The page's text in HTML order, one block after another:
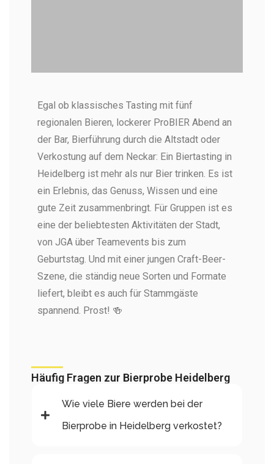
Das Bier Tasting ist eine super Gelegenheit für
jeden Anlass (Foto: Pexels)
Egal ob klassisches Tasting mit fünf
regionalen Bieren, lockerer ProBIER Abend an
der Bar, Bierführung durch die Altstadt oder
Verkostung auf dem Neckar: Ein Biertasting in
Heidelberg ist mehr als nur Bier trinken. Es ist
ein Erlebnis, das Genuss, Wissen und eine
gute Zeit zusammenbringt. Für Gruppen ist es
eine der beliebtesten Aktivitäten der Stadt,
von JGA über Teamevents bis zum
Geburtstag. Und mit einer jungen Craft-Beer-
Szene, die ständig neue Sorten und Formate
liefert, bleibt es auch für Stammgäste
spannend. Prost! 🍻
Häufig Fragen zur Bierprobe Heidelberg
Wie viele Biere werden bei der
Bierprobe in Heidelberg verkostet?